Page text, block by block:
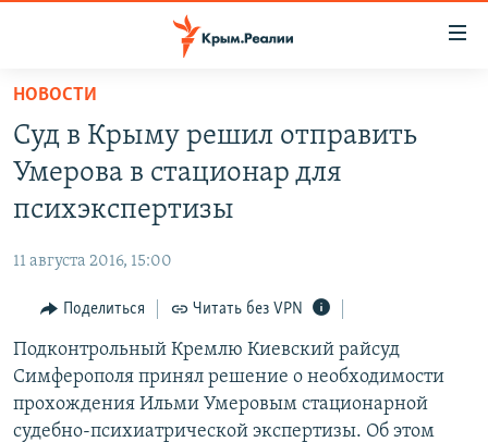
Вернуться
основному
содержанию
Вернутся
главной
навигации
Вернутся
поиску
СПЕЦПРОЕКТЫ
11 ЛЕТ ОККУПАЦИИ КРЫМА. 11 ИСТОРИЙ СОПРОТИВЛЕНИЯ
ВОДА
ЕЩЕ
ИНТЕРАКТИВ
ИНФОГРАФИКА
ТЕЛЕПРОЕКТ КРЫМ.РЕАЛИИ
СОВЕТЫ ПРАВОЗАЩИТНИКОВ
РАДІО СВОБОДА
КАК ОБОЙТИ БЛОКИРОВКУ
Українською
НОВОСТИ
Суд в Крыму решил отправить
Умерова в стационар для
психэкспертизы
11 августа 2016, 15:00
Поделиться Читать без VPN
Подконтрольный Кремлю Киевский райсуд
Симферополя принял решение о необходимости
прохождения Ильми Умеровым стационарной
судебно-психиатрической экспертизы. Об этом